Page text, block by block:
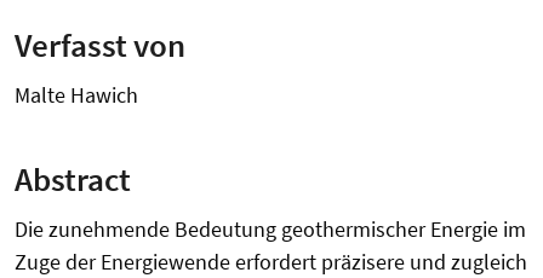
Verfasst von
Malte Hawich
Abstract
Die zunehmende Bedeutung geothermischer Energie im
Zuge der Energiewende erfordert präzisere und zugleich